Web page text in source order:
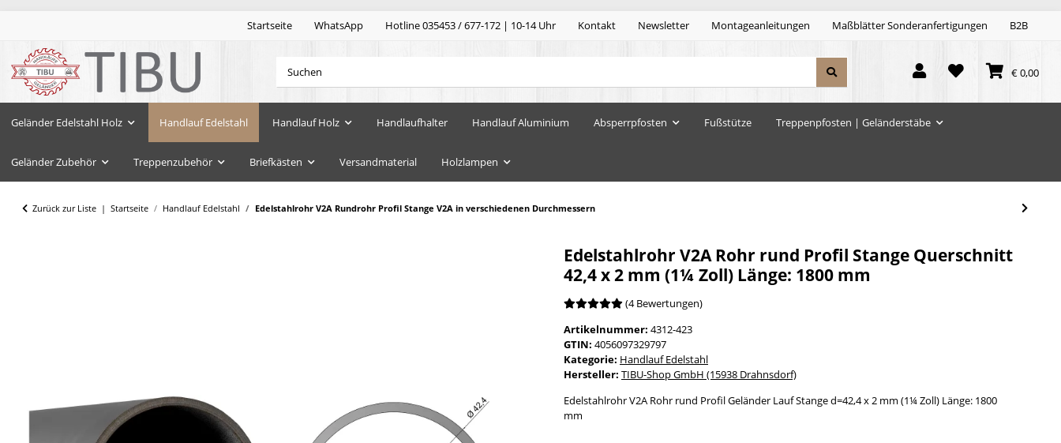
Startseite WhatsApp Hotline 035453 / 677-172 | 10-14 Uhr Kontakt Newsletter Montageanleitungen Maßblätter Sonderanfertigungen B2B
€ 0,00
Geländer Edelstahl Holz Handlauf Edelstahl Handlauf Holz Handlaufhalter Handlauf Aluminium Absperrpfosten Fußstütze Treppenpfosten | Geländerstäbe
Geländer Zubehör Treppenzubehör Briefkästen Versandmaterial Holzlampen
Zurück zur Liste Startseite Handlauf Edelstahl Edelstahlrohr V2A Rundrohr Profil Stange V2A in verschiedenen Durchmessern
Edelstahlrohr V2A Rohr rund Profil Stange Querschnitt
42,4 x 2 mm (1¼ Zoll) Länge: 1800 mm
(4 Bewertungen)
Artikelnummer: 4312-423
GTIN: 4056097329797
Kategorie: Handlauf Edelstahl
Hersteller: TIBU-Shop GmbH (15938 Drahnsdorf)
Edelstahlrohr V2A Rohr rund Profil Geländer Lauf Stange d=42,4 x 2 mm (1¼ Zoll) Länge: 1800
mm